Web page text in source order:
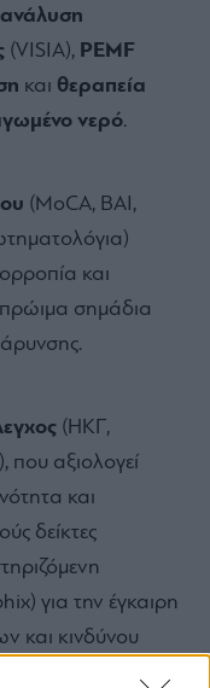
ανάλυση
(VISIA), PEMF
και θεραπεία
νερό.
(MoCA, BAI,
και
σημάδια
(ΗΚΓ,
που αξιολογεί
και
δείκτες
για την έγκαιρη
και κινδύνου